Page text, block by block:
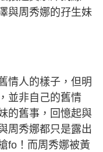
與周秀娜的孖生妹
情人的樣子，但明
並非自己的舊情
的舊事，回憶起與
周秀娜都只是露出
fo！而周秀娜被黃